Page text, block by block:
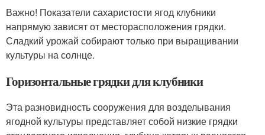
Важно! Показатели сахаристости ягод клубники
напрямую зависят от месторасположения грядки.
Сладкий урожай собирают только при выращивании
культуры на солнце.
Горизонтальные грядки для клубники
Эта разновидность сооружения для возделывания
ягодной культуры представляет собой низкие грядки